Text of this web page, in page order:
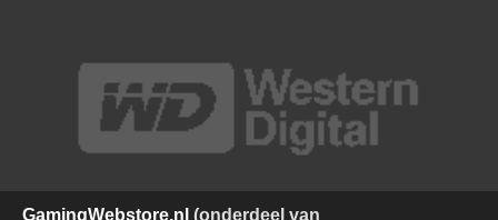
GamingWebstore.nl (onderdeel van